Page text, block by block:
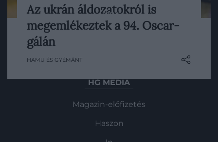
Az idei 2022-es Oscar-gálán egy perces
néma csenddel tisztelegtek az orosz
invázió áldozatai előtt.
Az ukrán áldozatokról is
megemlékeztek a 94. Oscar-
gálán
HAMU ÉS GYÉMÁNT
Pénz
Gasztronómia
HG MEDIA
Magazin-előfizetés
Haszon